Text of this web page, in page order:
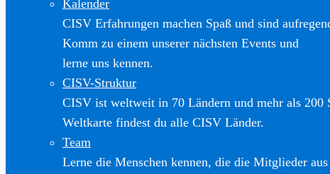
Kalender
CISV Erfahrungen machen Spaß und sind
Komm zu einem unserer nächsten Events und
lerne uns kennen.
CISV-Struktur
CISV ist weltweit in 70 Ländern und mehr als
Weltkarte findest du alle CISV Länder.
Team
Lerne die Menschen kennen, die die Mitglieder